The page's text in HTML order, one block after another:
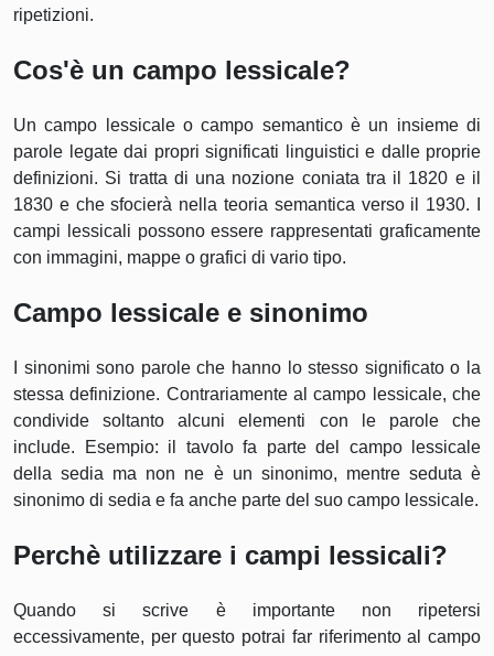
ripetizioni.
Cos'è un campo lessicale?
Un campo lessicale o campo semantico è un insieme di
parole legate dai propri significati linguistici e dalle proprie
definizioni. Si tratta di una nozione coniata tra il 1820 e il
1830 e che sfocierà nella teoria semantica verso il 1930. I
campi lessicali possono essere rappresentati graficamente
con immagini, mappe o grafici di vario tipo.
Campo lessicale e sinonimo
I sinonimi sono parole che hanno lo stesso significato o la
stessa definizione. Contrariamente al campo lessicale, che
condivide soltanto alcuni elementi con le parole che
include. Esempio: il tavolo fa parte del campo lessicale
della sedia ma non ne è un sinonimo, mentre seduta è
sinonimo di sedia e fa anche parte del suo campo lessicale.
Perchè utilizzare i campi lessicali?
Quando si scrive è importante non ripetersi
eccessivamente, per questo potrai far riferimento al campo